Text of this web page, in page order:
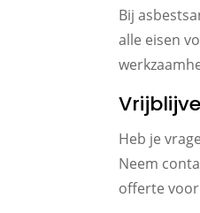
Bij
alle eisen
Heb je
Neem
offerte